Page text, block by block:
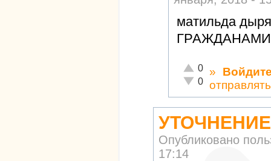
матильда
Отлично!
0
Неадекватно!
0
»
Опубликовано
17:14